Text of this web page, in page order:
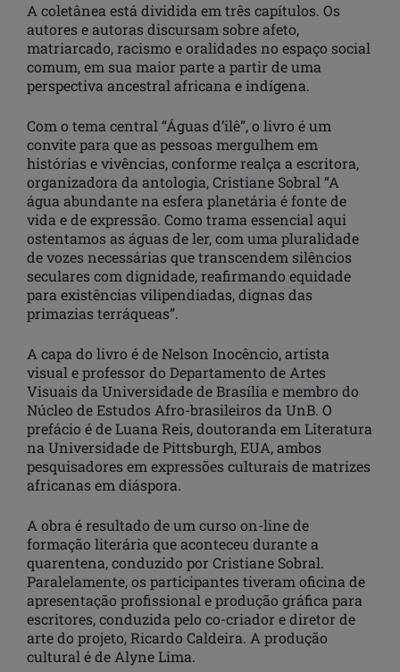
A coletânea está dividida em três capítulos. Os
autores e autoras discursam sobre afeto,
matriarcado, racismo e oralidades no espaço social
comum, em sua maior parte a partir de uma
perspectiva ancestral africana e indígena.
Com o tema central “Águas d’ilê”, o livro é um
convite para que as pessoas mergulhem em
histórias e vivências, conforme realça a escritora,
organizadora da antologia, Cristiane Sobral “A
água abundante na esfera planetária é fonte de
vida e de expressão. Como trama essencial aqui
ostentamos as águas de ler, com uma pluralidade
de vozes necessárias que transcendem silêncios
seculares com dignidade, reafirmando equidade
para existências vilipendiadas, dignas das
primazias terráqueas”.
A capa do livro é de Nelson Inocêncio, artista
visual e professor do Departamento de Artes
Visuais da Universidade de Brasília e membro do
Núcleo de Estudos Afro-brasileiros da UnB. O
prefácio é de Luana Reis, doutoranda em Literatura
na Universidade de Pittsburgh, EUA, ambos
pesquisadores em expressões culturais de matrizes
africanas em diáspora.
A obra é resultado de um curso on-line de
formação literária que aconteceu durante a
quarentena, conduzido por Cristiane Sobral.
Paralelamente, os participantes tiveram oficina de
apresentação profissional e produção gráfica para
escritores, conduzida pelo co-criador e diretor de
arte do projeto, Ricardo Caldeira. A produção
cultural é de Alyne Lima.